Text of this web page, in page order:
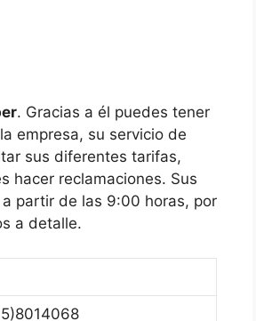
. Gracias a él puedes tener
empresa, su servicio de
sus diferentes tarifas,
hacer reclamaciones. Sus
partir de las 9:00 horas, por
a detalle.